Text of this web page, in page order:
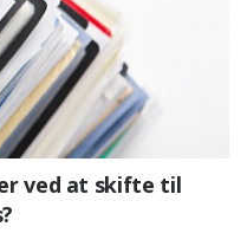
ved at skifte til